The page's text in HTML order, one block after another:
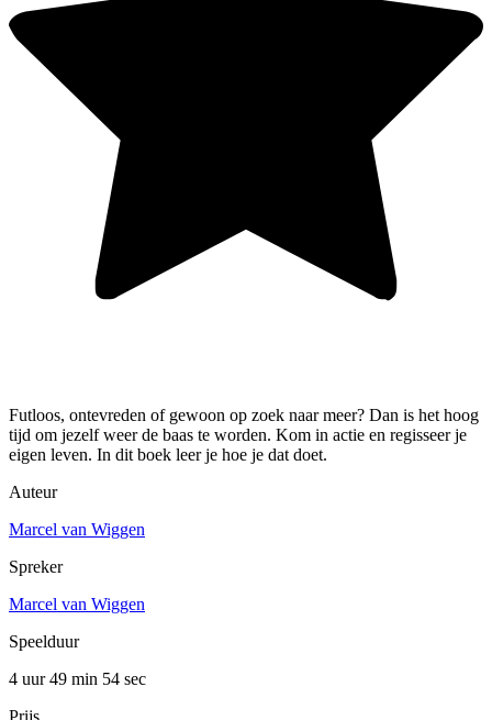
Futloos, ontevreden of gewoon op zoek naar meer? Dan is het hoog
tijd om jezelf weer de baas te worden. Kom in actie en regisseer je
eigen leven. In dit boek leer je hoe je dat doet.
Auteur
Marcel van Wiggen
Spreker
Marcel van Wiggen
Speelduur
4 uur 49 min 54 sec
Prijs